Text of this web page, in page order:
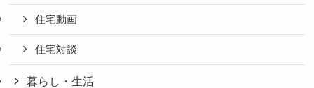
住宅動画
住宅対談
暮らし・生活